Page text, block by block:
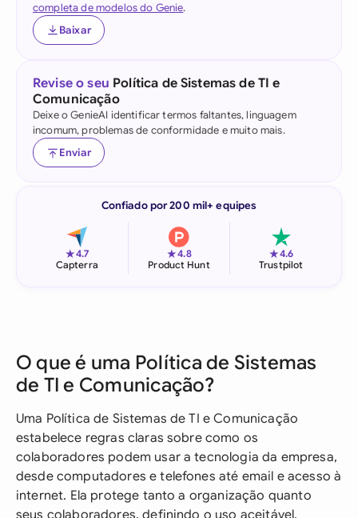
completa de modelos do Genie.
Baixar
Revise o seu Política de Sistemas de TI e
Comunicação
Deixe o GenieAI identificar termos faltantes, linguagem
incomum, problemas de conformidade e muito mais.
Enviar
Confiado por 200 mil+ equipes
★4.7
Capterra
★4.8
Product Hunt
★4.6
Trustpilot
O que é uma Política de Sistemas
de TI e Comunicação?
Uma Política de Sistemas de TI e Comunicação
estabelece regras claras sobre como os
colaboradores podem usar a tecnologia da empresa,
desde computadores e telefones até email e acesso à
internet. Ela protege tanto a organização quanto
seus colaboradores, definindo o uso aceitável,